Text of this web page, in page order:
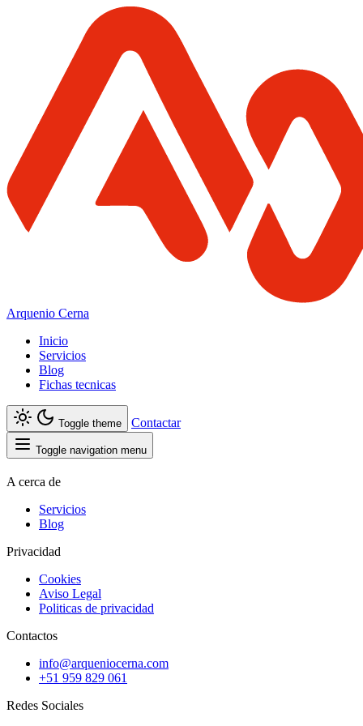
Arquenio Cerna
Inicio
Servicios
Blog
Fichas tecnicas
Toggle theme Contactar
Toggle navigation menu
A cerca de
Servicios
Blog
Privacidad
Cookies
Aviso Legal
Politicas de privacidad
Contactos
info@arqueniocerna.com
+51 959 829 061
Redes Sociales